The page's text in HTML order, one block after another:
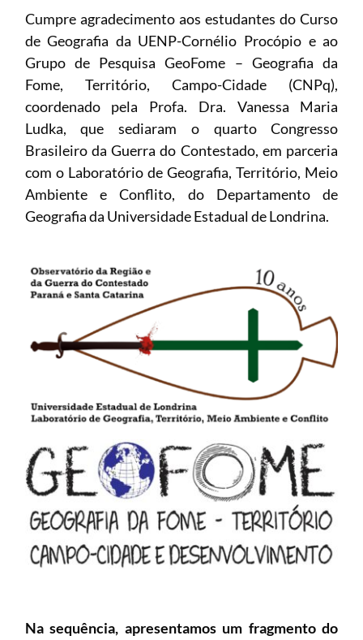
Cumpre agradecimento aos estudantes do Curso
de Geografia da UENP-Cornélio Procópio e ao
Grupo de Pesquisa GeoFome – Geografia da
Fome, Território, Campo-Cidade (CNPq),
coordenado pela Profa. Dra. Vanessa Maria
Ludka, que sediaram o quarto Congresso
Brasileiro da Guerra do Contestado, em parceria
com o Laboratório de Geografia, Território, Meio
Ambiente e Conflito, do Departamento de
Geografia da Universidade Estadual de Londrina.
Na sequência, apresentamos um fragmento do